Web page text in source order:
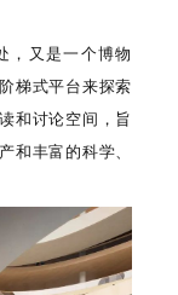
，又是一个博物
梯式平台来探索
和讨论空间，旨
和丰富的科学、